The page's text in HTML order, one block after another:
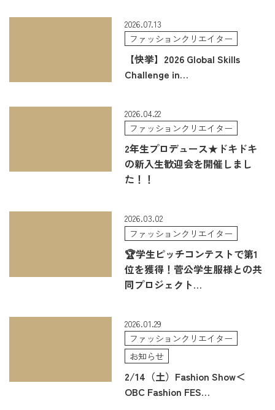
2026.07.13
ファッションクリエイター
【快挙】2026 Global Skills
Challenge in…
2026.04.22
ファッションクリエイター
2年生プロデュース★ドキドキ
の新入生歓迎会を開催しまし
た！！
2026.03.02
ファッションクリエイター
🏆学生ピッチコンテストで第1
位を獲得！菅公学生服様との共
同プロジェクト…
2026.01.29
ファッションクリエイター
お知らせ
2/14（土）Fashion Show＜
OBC Fashion FES…